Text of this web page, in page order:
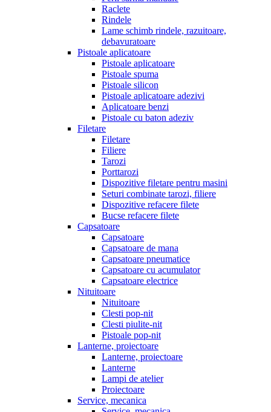
Raclete
Rindele
Lame schimb rindele, razuitoare,
debavuratoare
Pistoale aplicatoare
Pistoale aplicatoare
Pistoale spuma
Pistoale silicon
Pistoale aplicatoare adezivi
Aplicatoare benzi
Pistoale cu baton adeziv
Filetare
Filetare
Filiere
Tarozi
Porttarozi
Dispozitive filetare pentru masini
Seturi combinate tarozi, filiere
Dispozitive refacere filete
Bucse refacere filete
Capsatoare
Capsatoare
Capsatoare de mana
Capsatoare pneumatice
Capsatoare cu acumulator
Capsatoare electrice
Nituitoare
Nituitoare
Clesti pop-nit
Clesti piulite-nit
Pistoale pop-nit
Lanterne, proiectoare
Lanterne, proiectoare
Lanterne
Lampi de atelier
Proiectoare
Service, mecanica